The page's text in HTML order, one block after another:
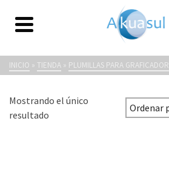
INICIO » TIENDA » PLUMILLAS PARA GRAFICADOR
Mostrando el único
resultado